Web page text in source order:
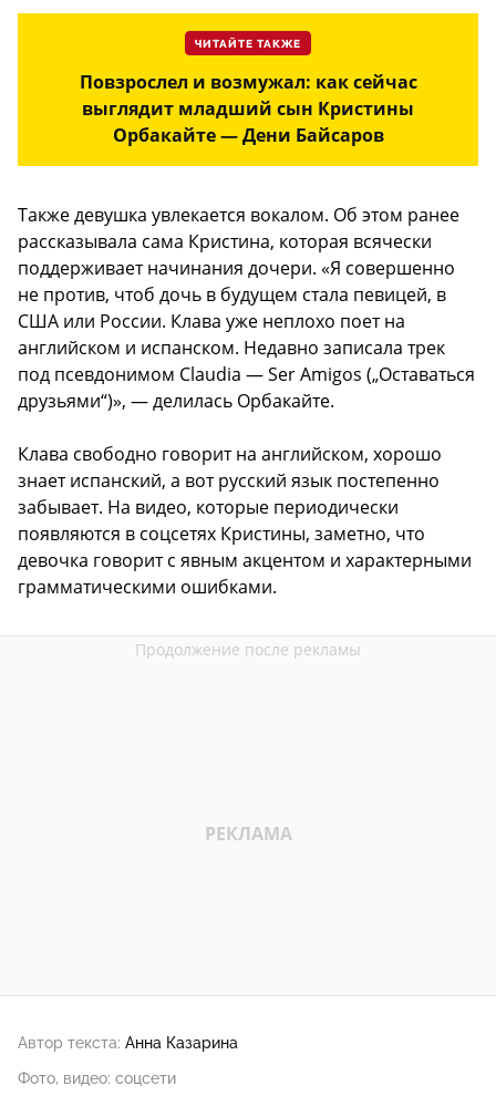
ЧИТАЙТЕ ТАКЖЕ
Повзрослел и возмужал: как сейчас
выглядит младший сын Кристины
Орбакайте — Дени Байсаров
Также девушка увлекается вокалом. Об этом ранее
рассказывала сама Кристина, которая всячески
поддерживает начинания дочери. «Я совершенно
не против, чтоб дочь в будущем стала певицей, в
США или России. Клава уже неплохо поет на
английском и испанском. Недавно записала трек
под псевдонимом Claudia — Ser Amigos („Оставаться
друзьями“)», — делилась Орбакайте.
Клава свободно говорит на английском, хорошо
знает испанский, а вот русский язык постепенно
забывает. На видео, которые периодически
появляются в соцсетях Кристины, заметно, что
девочка говорит с явным акцентом и характерными
грамматическими ошибками.
Автор текста: Анна Казарина
Фото, видео: соцсети